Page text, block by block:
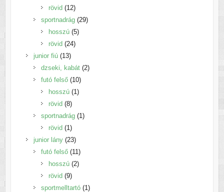
rövid 1212
termék
sportnadrág 2929
hosszú 55
rövid 2424
junior fiú 1313
termék
dzseki, kabát 22
futó felső 1010
termék
hosszú 1 1
rövid 88
termék
sportnadrág 1 1
rövid 1 1
termék
junior lány 2323
termék
futó felső 11 11
termék
hosszú 22
rövid 99
termék
sportmelltartó 1 1